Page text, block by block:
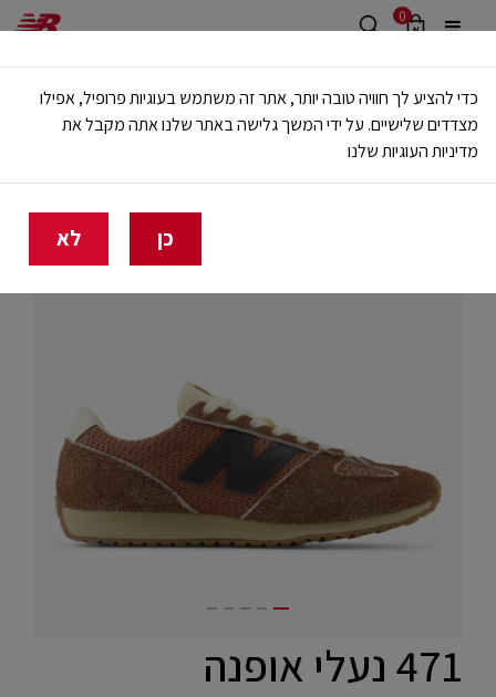
0
משלוח חינם מעל 499 ש"ח
🔥 20% הנחה על כל הביגוד באתר ובחנויות - לזמן מוגבל
בית יוניסקס
471 נעלי אופנה
כדי להציע לך חוויה טובה יותר, אתר זה משתמש בעוגיות פרופיל, אפילו
מצדדים שלישיים. על ידי המשך גלישה באתר שלנו אתה מקבל את
מדיניות העוגיות שלנו
כן לא